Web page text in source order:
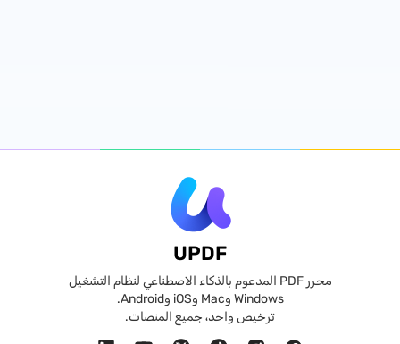
UPDF
محرر PDF المدعوم بالذكاء الاصطناعي لنظام التشغيل
Windows وMac وiOS وAndroid.
ترخيص واحد، جميع المنصات.